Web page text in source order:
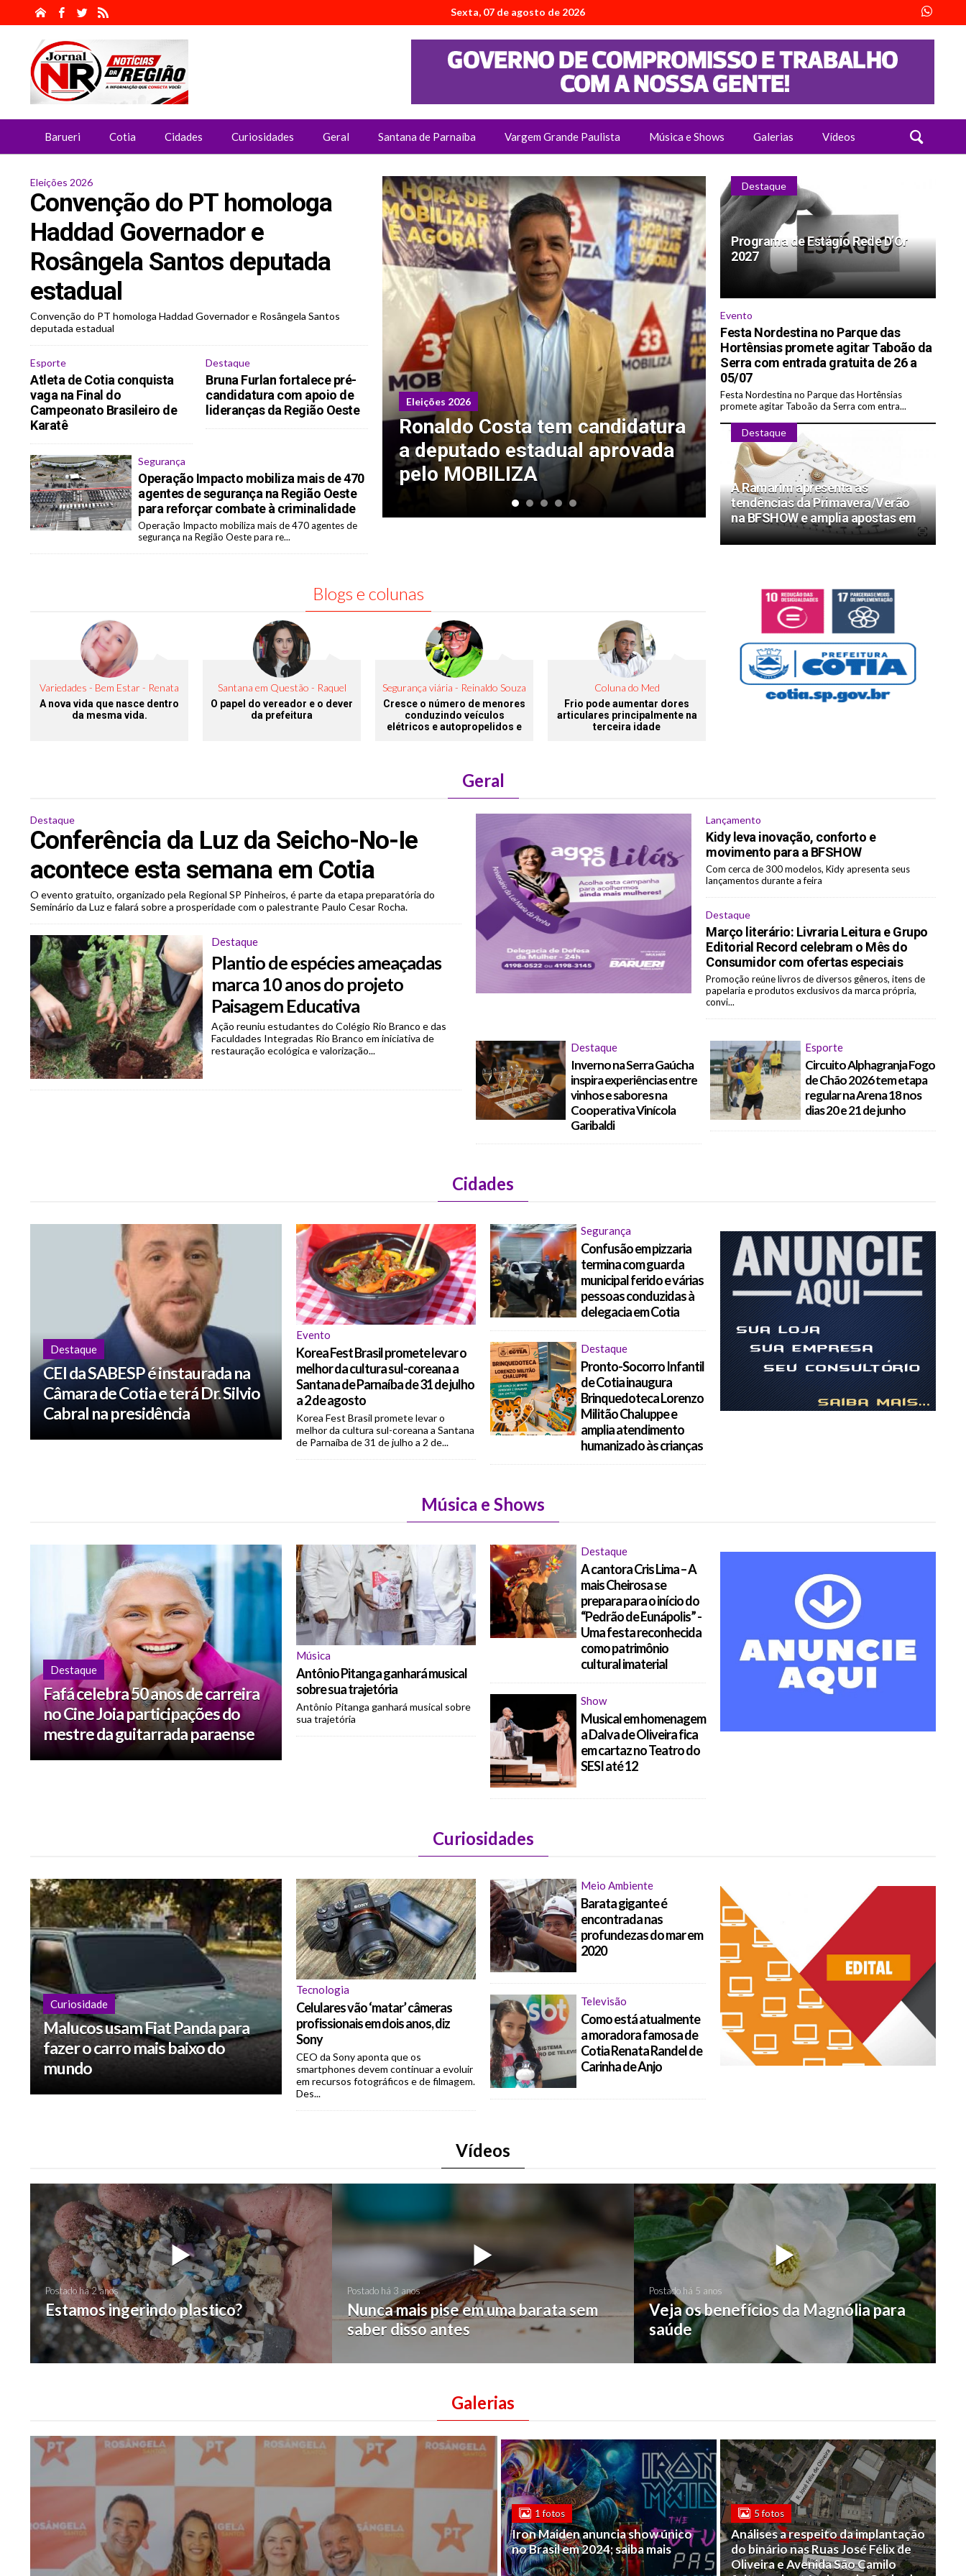
Sexta, 07 de agosto de 2026
Barueri Cotia Cidades Curiosidades Geral Santana de Parnaíba Vargem Grande Paulista Música e Shows Galerias Vídeos
Eleições 2026
Convenção do PT homologa
Haddad Governador e
Rosângela Santos deputada
estadual
Convenção do PT homologa Haddad Governador e Rosângela Santos
deputada estadual
Esporte
Atleta de Cotia conquista
vaga na Final do
Campeonato Brasileiro de
Karatê
Destaque
Bruna Furlan fortalece pré-
candidatura com apoio de
lideranças da Região Oeste
Segurança
Operação Impacto mobiliza mais de 470
agentes de segurança na Região Oeste
para reforçar combate à criminalidade
Operação Impacto mobiliza mais de 470 agentes de
segurança na Região Oeste para re...
Eleições 2026
Ronaldo Costa tem candidatura
a deputado estadual aprovada
pelo MOBILIZA
Artigo
Os Novos 50+ Escrito por
Andrea Ávila
Destaque
Programa de Estágio Rede D’Or
2027
Evento
Festa Nordestina no Parque das
Hortênsias promete agitar Taboão da
Serra com entrada gratuita de 26 a
05/07
Festa Nordestina no Parque das Hortênsias
promete agitar Taboão da Serra com entra...
Destaque
A Ramarim apresenta as
tendências da Primavera/Verão
na BFSHOW e amplia apostas em
conforto e inovação
Blogs e colunas
Variedades - Bem Estar - Renata
Job
A nova vida que nasce dentro
da mesma vida.
Santana em Questão - Raquel
Toian
O papel do vereador e o dever
da prefeitura
Segurança viária - Reinaldo Souza
Cresce o número de menores
conduzindo veículos
elétricos e autopropelidos e
Coluna do Med
Frio pode aumentar dores
articulares principalmente na
terceira idade
Geral
Destaque
Conferência da Luz da Seicho-No-Ie
acontece esta semana em Cotia
O evento gratuito, organizado pela Regional SP Pinheiros, é parte da etapa preparatória do
Seminário da Luz e falará sobre a prosperidade com o palestrante Paulo Cesar Rocha.
Destaque
Plantio de espécies ameaçadas
marca 10 anos do projeto
Paisagem Educativa
Ação reuniu estudantes do Colégio Rio Branco e das
Faculdades Integradas Rio Branco em iniciativa de
restauração ecológica e valorização...
Lançamento
Kidy leva inovação, conforto e
movimento para a BFSHOW
⁠Com cerca de 300 modelos, Kidy apresenta seus
lançamentos durante a feira
Destaque
Março literário: Livraria Leitura e Grupo
Editorial Record celebram o Mês do
Consumidor com ofertas especiais
Promoção reúne livros de diversos gêneros, itens de
papelaria e produtos exclusivos da marca própria,
convi...
Destaque
Inverno na Serra Gaúcha
inspira experiências entre
vinhos e sabores na
Cooperativa Vinícola
Garibaldi
Esporte
Circuito Alphagranja Fogo
de Chão 2026 tem etapa
regular na Arena 18 nos
dias 20 e 21 de junho
Cidades
Destaque
CEI da SABESP é instaurada na
Câmara de Cotia e terá Dr. Silvio
Cabral na presidência
Evento
Korea Fest Brasil promete levar o
melhor da cultura sul-coreana a
Santana de Parnaíba de 31 de julho
a 2 de agosto
Korea Fest Brasil promete levar o
melhor da cultura sul-coreana a Santana
de Parnaíba de 31 de julho a 2 de...
Segurança
Confusão em pizzaria
termina com guarda
municipal ferido e várias
pessoas conduzidas à
delegacia em Cotia
Destaque
Pronto-Socorro Infantil
de Cotia inaugura
Brinquedoteca Lorenzo
Militão Chaluppe e
amplia atendimento
humanizado às crianças
Música e Shows
Destaque
Fafá celebra 50 anos de carreira
no Cine Joia participações do
mestre da guitarrada paraense
Manoel Cordeiro e do DJ Zé
Música
Antônio Pitanga ganhará musical
sobre sua trajetória
Antônio Pitanga ganhará musical sobre
sua trajetória
Destaque
A cantora Cris Lima – A
mais Cheirosa se
prepara para o início do
“Pedrão de Eunápolis” -
Uma festa reconhecida
como patrimônio
cultural imaterial
Show
Musical em homenagem
a Dalva de Oliveira fica
em cartaz no Teatro do
SESI até 12
Curiosidades
Curiosidade
Malucos usam Fiat Panda para
fazer o carro mais baixo do
mundo
Tecnologia
Celulares vão ‘matar’ câmeras
profissionais em dois anos, diz
Sony
CEO da Sony aponta que os
smartphones devem continuar a evoluir
em recursos fotográficos e de filmagem.
Des...
Meio Ambiente
Barata gigante é
encontrada nas
profundezas do mar em
2020
Televisão
Como está atualmente
a moradora famosa de
Cotia Renata Randel de
Carinha de Anjo
Vídeos
Postado há 2 anos
Estamos ingerindo plastico?
Postado há 3 anos
Nunca mais pise em uma barata sem
saber disso antes
Postado há 5 anos
Veja os benefícios da Magnólia para
saúde
Galerias
1 fotos
Iron Maiden anuncia show único
no Brasil em 2024; saiba mais
5 fotos
Análises a respeito da implantação
do binário nas Ruas José Félix de
Oliveira e Avenida São Camilo